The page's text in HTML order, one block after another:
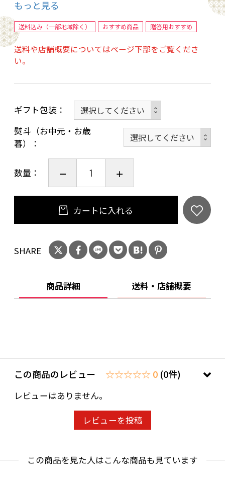
■内容量
黒毛和牛のビーフカレー210g×3個
黒豚のポークカレー210g×3個
【黒毛和牛のビーフカレー】
牛肉（国産）、ソテーオニオン（玉葱、食用
油脂）、野菜（じゃがいも、人参）、マッシュ
ルーム、リンゴパルプ、小麦粉、食用油脂、カ
レー粉、砂糖、食塩、肉エキス、ビーフオイ
ル、トマトケチャップ、蛋白加水分解物、香辛
料、チャツネ、澱粉/調味料（アミノ酸等、カラ
肉、大豆、鶏肉、りんご、ゼラチンを含む）
【黒豚のポークカレー】
豚肉（国産）、ソテーオニオン（玉葱、食用
調味料（アミノ酸等）、カラメル色素、酸味
んごを含む）
【黒鶏のチキンカレー】
油脂）、野菜（じゃがいも、人参）、マッシュ
もっと見る
送料込み（一部地域除く） おすすめ商品 贈答用おすすめ
送料や店舗概要についてはページ下部をご覧くださ
い。
ギフト包装
熨斗（お中元・お歳
暮）
数量：
カートに入れる
SHARE
商品詳細 送料・店舗概要
この商品のレビュー ☆☆☆☆☆ 0 (0件)
レビューはありません。
レビューを投稿
この商品を見た人はこんな商品も見ています